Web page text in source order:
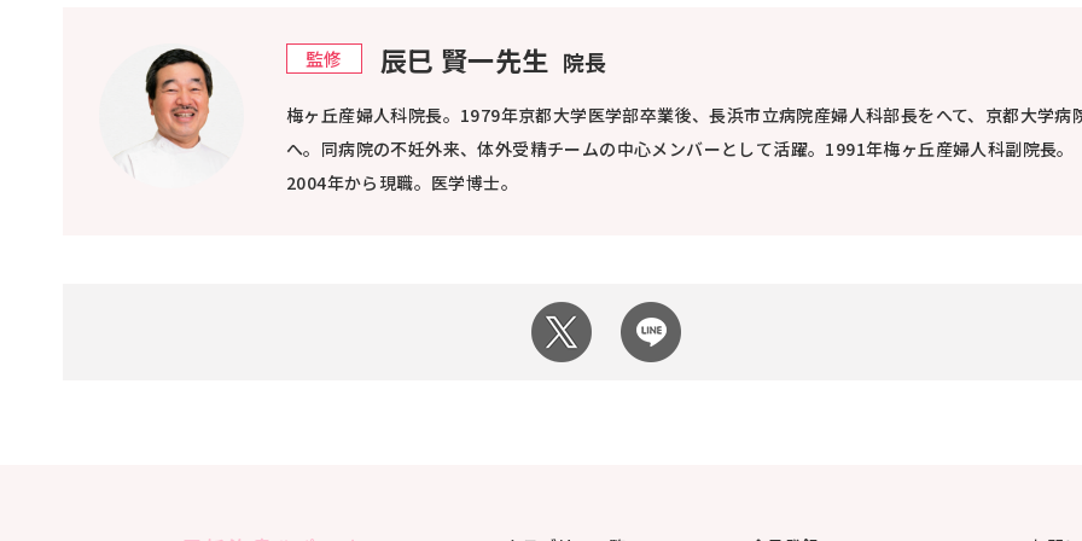
監修 辰巳 賢一先生 院長
梅ヶ丘産婦人科院長。1979年京都大学医学部卒業後、長浜市立病院産婦人科部長をへて、京都大学病
へ。同病院の不妊外来、体外受精チームの中心メンバーとして活躍。1991年梅ヶ丘産婦人科副院長。
2004年から現職。医学博士。